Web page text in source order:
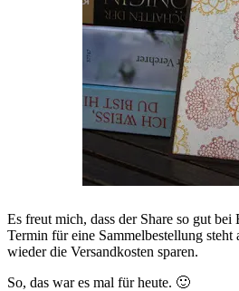
Es freut mich, dass der Share so gut
Termin für eine Sammelbestellung
wieder die Versandkosten sparen.
So, das war es mal für heute. 🙂